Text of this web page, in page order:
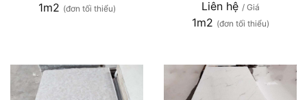
1m2 (đơn tối thiểu)
Liên hệ / Giá
1m2 (đơn tối thiểu)